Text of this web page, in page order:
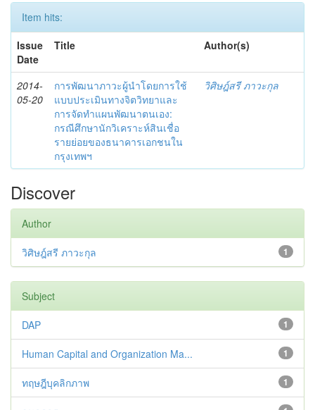
Item hits:
Issue
Date
Title Author(s)
2014-
05-20
การพัฒนาภาวะผู้นำโดยการใช้
แบบประเมินทางจิตวิทยาและ
การจัดทำแผนพัฒนาตนเอง:
กรณีศึกษานักวิเคราะห์สินเชื่อ
รายย่อยของธนาคารเอกชนใน
กรุงเทพฯ
วิศิษฎ์สรี ภาวะกุล
Discover
Author
1
วิศิษฎ์สรี ภาวะกุล
Subject
1
DAP
1
Human Capital and Organization Ma...
1
ทฤษฎีบุคลิกภาพ